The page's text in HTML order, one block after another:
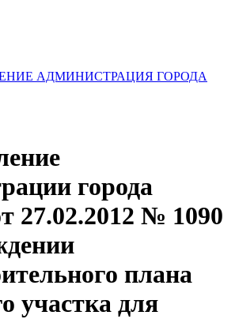
АДМИНИСТРАЦИЯ ГОРОДА
города
27.02.2012 № 1090
плана
участка для